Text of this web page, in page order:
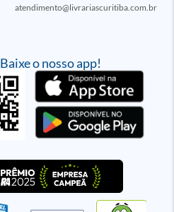
Baixe o nosso app!
atendimento@livrariascuritiba.com.br